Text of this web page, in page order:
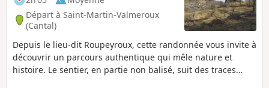
Départ à Saint-Martin-Valmeroux
(Cantal)
Depuis le lieu-dit Roupeyroux, cette randonnée vous invite à
découvrir un parcours authentique qui mêle nature et
histoire. Le sentier, en partie non balisé, suit des traces